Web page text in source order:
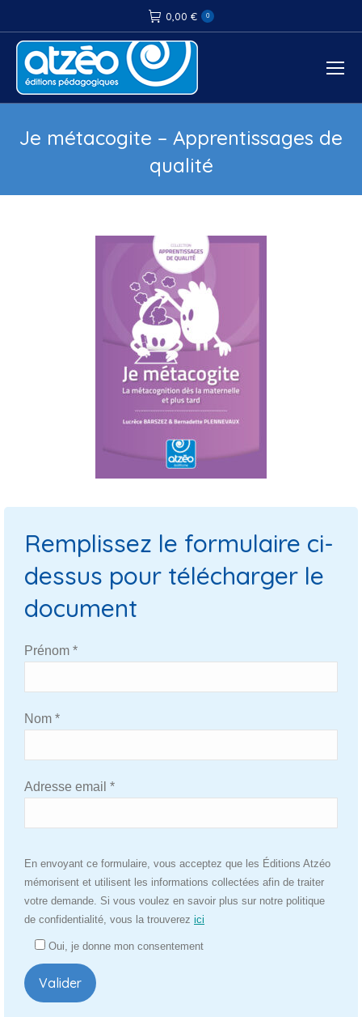
0,00 € 0
Je métacogite – Apprentissages de
qualité
Remplissez le formulaire ci-
dessus pour télécharger le
document
Prénom *
Nom *
Adresse email *
laisser
ce
champ
vide.
En envoyant ce formulaire, vous acceptez que les Éditions Atzéo
mémorisent et utilisent les informations collectées afin de traiter
votre demande. Si vous voulez en savoir plus sur notre politique
de confidentialité, vous la trouverez ici
Oui, je donne mon consentement